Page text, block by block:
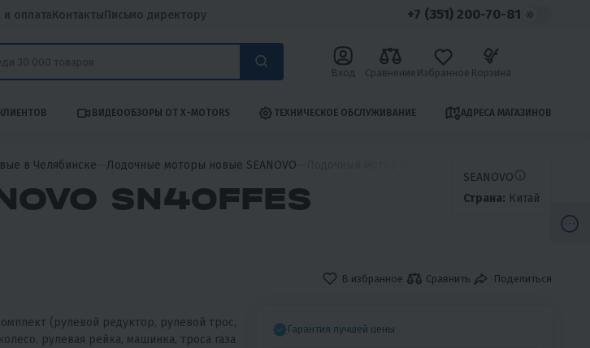
и оплатаКонтактыПисьмо директору +7 (351) 200-70-81
Вход Сравнение Избранное Корзина
ВИДЕООБЗОРЫ ОТ X-MOTORS ТЕХНИЧЕСКОЕ ОБСЛУЖИВАНИЕ АДРЕСА МАГАЗИНОВ
в Челябинске Лодочные моторы новые SEANOVO
SN40FFES
SEANOVO
Страна: Китай
В избранное Сравнить Поделиться
(рулевой редуктор, рулевой трос,
рулевая рейка, машинка, троса газа
Гарантия лучшей цены